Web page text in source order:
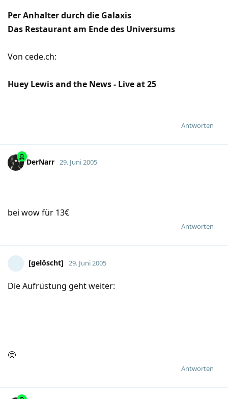
Per Anhalter durch die Galaxis
Das Restaurant am Ende des Universums
Von cede.ch:
Huey Lewis and the News - Live at 25
Antworten
DerNarr 29. Juni 2005
bei wow für 13€
Antworten
[gelöscht] 29. Juni 2005
Die Aufrüstung geht weiter:
🤩
Antworten